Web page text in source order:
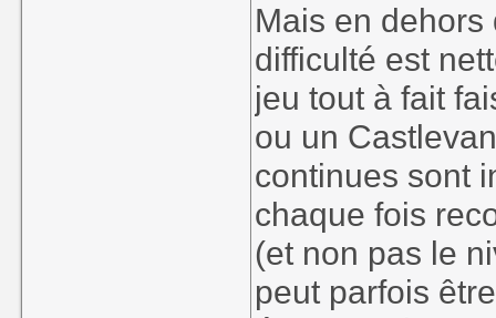
Mais en
difficulté est
jeu tout à fait
ou un
continues sont
chaque fois
(et non pas le
peut parfois